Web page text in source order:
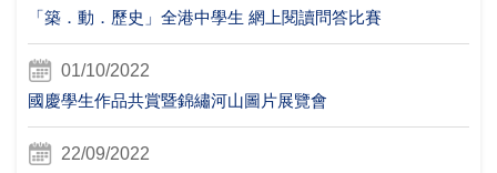
「築．動．歷史」全港中學生 網上閱讀問答比賽
01/10/2022
國慶學生作品共賞暨錦繡河山圖片展覽會
22/09/2022